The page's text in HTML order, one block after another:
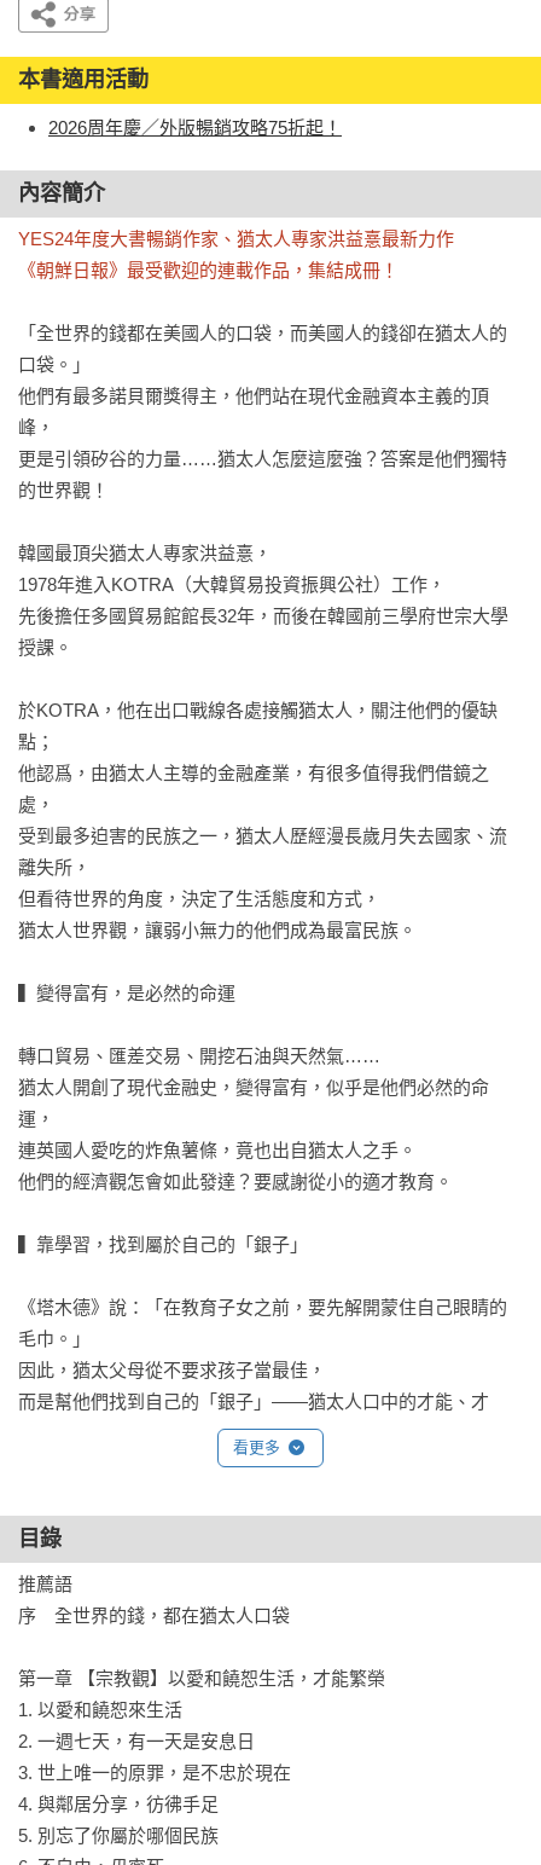
本書適用活動
2026周年慶／外版暢銷攻略75折起！
內容簡介
YES24年度大書暢銷作家、猶太人專家洪益憙最新力作
《朝鮮日報》最受歡迎的連載作品，集結成冊！
「全世界的錢都在美國人的口袋，而美國人的錢卻在猶太人的
口袋。」
他們有最多諾貝爾獎得主，他們站在現代金融資本主義的頂
峰，
更是引領矽谷的力量……猶太人怎麼這麼強？答案是他們獨特
的世界觀！
韓國最頂尖猶太人專家洪益憙，
1978年進入KOTRA（大韓貿易投資振興公社）工作，
先後擔任多國貿易館館長32年，而後在韓國前三學府世宗大學
授課。
於KOTRA，他在出口戰線各處接觸猶太人，關注他們的優缺
點；
他認爲，由猶太人主導的金融產業，有很多值得我們借鏡之
處，
受到最多迫害的民族之一，猶太人歷經漫長歲月失去國家、流
離失所，
但看待世界的角度，決定了生活態度和方式，
猶太人世界觀，讓弱小無力的他們成為最富民族。
▍變得富有，是必然的命運
轉口貿易、匯差交易、開挖石油與天然氣……
猶太人開創了現代金融史，變得富有，似乎是他們必然的命
運，
連英國人愛吃的炸魚薯條，竟也出自猶太人之手。
他們的經濟觀怎會如此發達？要感謝從小的適才教育。
▍靠學習，找到屬於自己的「銀子」
《塔木德》說：「在教育子女之前，要先解開蒙住自己眼睛的
毛巾。」
因此，猶太父母從不要求孩子當最佳，
而是幫他們找到自己的「銀子」——猶太人口中的才能、才
他們最希望孩子過得富庶，因為在天秤上，貧窮比一切都沉
▍遍布全球、不畫地自限的猶太可能性
《塔木德》中有這樣一句話：
他們習慣先做再說，如果覺得不行，就根據市場狀況迅速調
整；
因為，如果要等一切完美後才開始，反倒可能錯過時機。
從開啟金融科技時代的PayPal黑手黨、美中霸權背後的經濟
勢力，
看更多
目錄
推薦語
序　全世界的錢，都在猶太人口袋
第一章 【宗教觀】以愛和饒恕生活，才能繁榮
1. 以愛和饒恕來生活
2. 一週七天，有一天是安息日
3. 世上唯一的原罪，是不忠於現在
4. 與鄰居分享，彷彿手足
5. 別忘了你屬於哪個民族